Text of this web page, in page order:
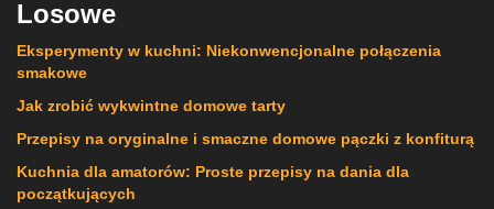
Losowe
Eksperymenty w kuchni: Niekonwencjonalne połączenia
smakowe
Jak zrobić wykwintne domowe tarty
Przepisy na oryginalne i smaczne domowe pączki z konfiturą
Kuchnia dla amatorów: Proste przepisy na dania dla
początkujących